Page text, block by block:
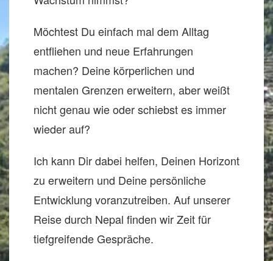
Möchtest Du einfach mal dem Alltag
entfliehen und neue Erfahrungen
machen? Deine körperlichen und
mentalen Grenzen erweitern, aber weißt
nicht genau wie oder schiebst es immer
wieder auf?
Ich kann Dir dabei helfen, Deinen Horizont
zu erweitern und Deine persönliche
Entwicklung voranzutreiben. Auf unserer
Reise durch Nepal finden wir Zeit für
tiefgreifende Gespräche.